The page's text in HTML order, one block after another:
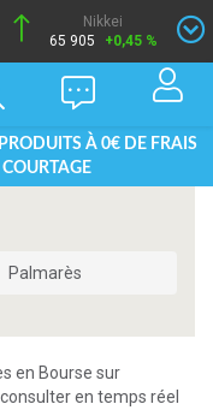
Nikkei
65 905
+0,45 %
À 0€ DE FRAIS
COURTAGE
Palmarès
en Bourse sur
en temps réel